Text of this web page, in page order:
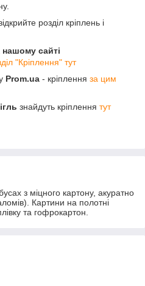
розділ кріплень і
нашому сайті
"Кріплення" тут
Prom.ua - кріплення за цим
знайдуть кріплення тут
з міцного картону, акуратно
Картини на полотні
та гофрокартон.